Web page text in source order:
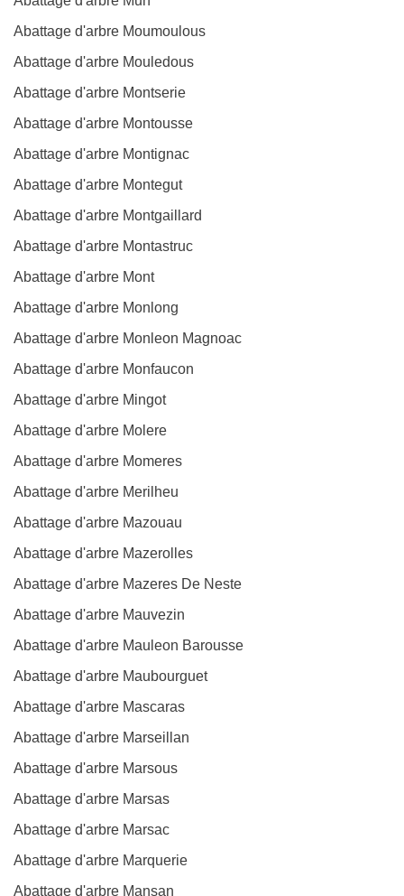
Abattage d'arbre Moumoulous
Abattage d'arbre Mouledous
Abattage d'arbre Montserie
Abattage d'arbre Montousse
Abattage d'arbre Montignac
Abattage d'arbre Montegut
Abattage d'arbre Montgaillard
Abattage d'arbre Montastruc
Abattage d'arbre Mont
Abattage d'arbre Monlong
Abattage d'arbre Monleon Magnoac
Abattage d'arbre Monfaucon
Abattage d'arbre Mingot
Abattage d'arbre Molere
Abattage d'arbre Momeres
Abattage d'arbre Merilheu
Abattage d'arbre Mazouau
Abattage d'arbre Mazerolles
Abattage d'arbre Mazeres De Neste
Abattage d'arbre Mauvezin
Abattage d'arbre Mauleon Barousse
Abattage d'arbre Maubourguet
Abattage d'arbre Mascaras
Abattage d'arbre Marseillan
Abattage d'arbre Marsous
Abattage d'arbre Marsas
Abattage d'arbre Marsac
Abattage d'arbre Marquerie
Abattage d'arbre Mansan